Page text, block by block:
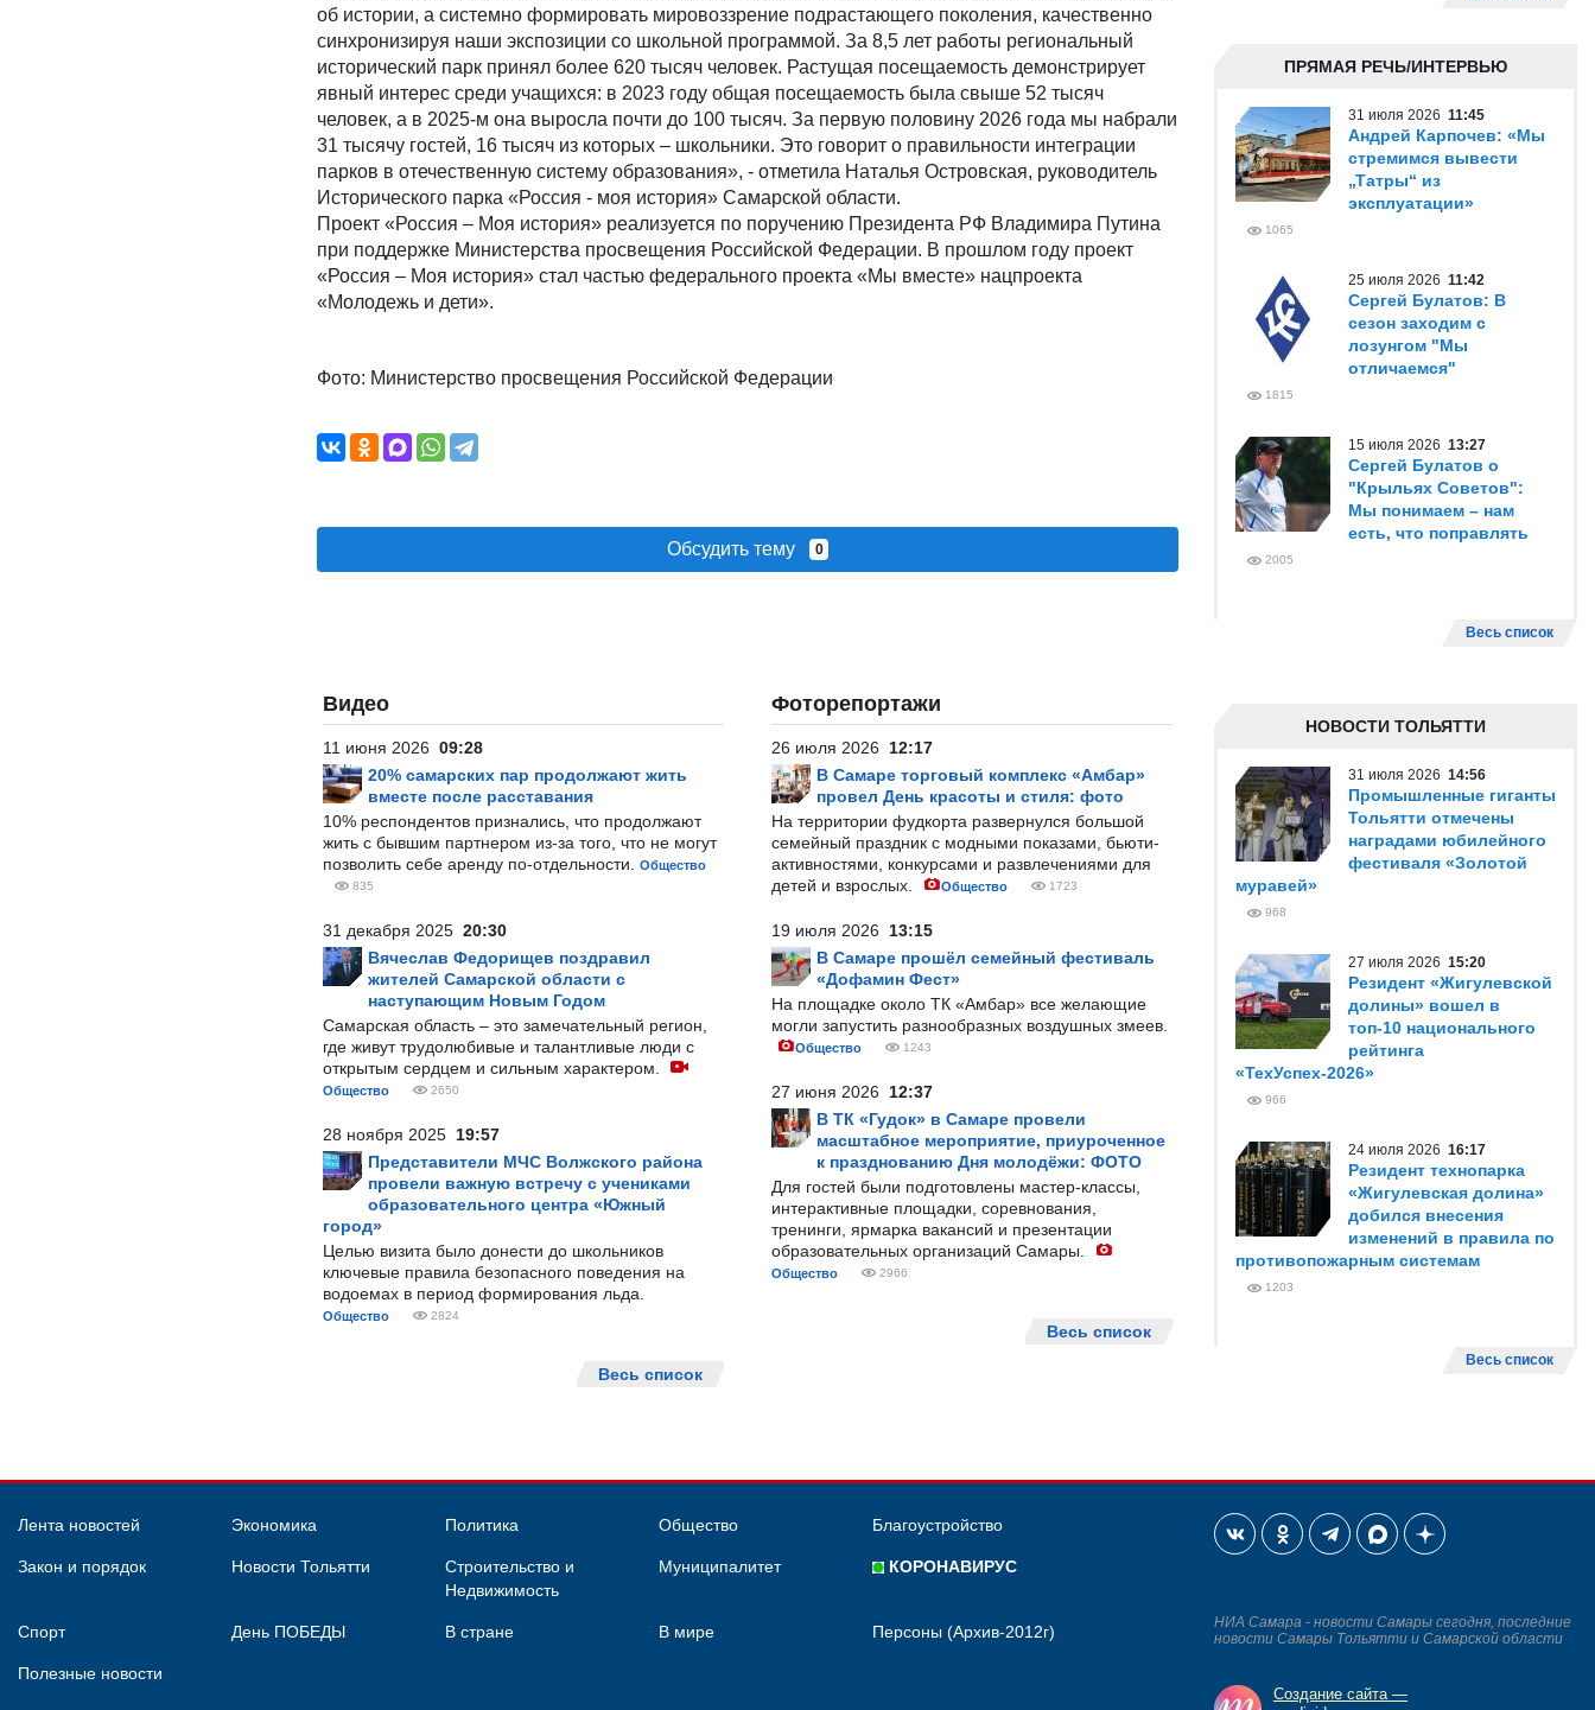
об истории, а системно формировать мировоззрение подрастающего поколения, качественно
синхронизируя наши экспозиции со школьной программой. За 8,5 лет работы региональный
исторический парк принял более 620 тысяч человек. Растущая посещаемость демонстрирует
явный интерес среди учащихся: в 2023 году общая посещаемость была свыше 52 тысяч
человек, а в 2025-м она выросла почти до 100 тысяч. За первую половину 2026 года мы набрали
31 тысячу гостей, 16 тысяч из которых – школьники. Это говорит о правильности интеграции
парков в отечественную систему образования», - отметила Наталья Островская, руководитель
Исторического парка «Россия - моя история» Самарской области.
Проект «Россия – Моя история» реализуется по поручению Президента РФ Владимира Путина
при поддержке Министерства просвещения Российской Федерации. В прошлом году проект
«Россия – Моя история» стал частью федерального проекта «Мы вместе» нацпроекта
«Молодежь и дети».
Фото: Министерство просвещения Российской Федерации
Обсудить тему 0
Видео
11 июня 2026 09:28
20% самарских пар продолжают жить
вместе после расставания
10% респондентов признались, что продолжают
жить с бывшим партнером из-за того, что не могут
позволить себе аренду по-отдельности.
Общество
835
31 декабря 2025 20:30
Вячеслав Федорищев поздравил
жителей Самарской области с
наступающим Новым Годом
Самарская область – это замечательный регион,
где живут трудолюбивые и талантливые люди с
открытым сердцем и сильным характером.
Общество 2650
28 ноября 2025 19:57
Представители МЧС Волжского района
провели важную встречу с учениками
образовательного центра «Южный
город»
Целью визита было донести до школьников
ключевые правила безопасного поведения на
водоемах в период формирования льда.
Общество 2824
Весь список
Фоторепортажи
26 июля 2026 12:17
В Самаре торговый комплекс «Амбар»
провел День красоты и стиля: фото
На территории фудкорта развернулся большой
семейный праздник с модными показами, бьюти-
активностями, конкурсами и развлечениями для
детей и взрослых.
Общество 1723
19 июля 2026 13:15
В Самаре прошёл семейный фестиваль
«Дофамин Фест»
На площадке около ТК «Амбар» все желающие
могли запустить разнообразных воздушных змеев.
Общество 1243
27 июня 2026 12:37
В ТК «Гудок» в Самаре провели
масштабное мероприятие, приуроченное
к празднованию Дня молодёжи: ФОТО
Для гостей были подготовлены мастер-классы,
интерактивные площадки, соревнования,
тренинги, ярмарка вакансий и презентации
образовательных организаций Самары.
Общество 2966
Весь список
ПРЯМАЯ РЕЧЬ/ИНТЕРВЬЮ
31 июля 2026 11:45
Андрей Карпочев: «Мы
стремимся вывести
„Татры“ из
эксплуатации»
1065
25 июля 2026 11:42
Сергей Булатов: В
сезон заходим с
лозунгом "Мы
отличаемся"
1815
15 июля 2026 13:27
Сергей Булатов о
"Крыльях Советов":
Мы понимаем – нам
есть, что поправлять
2005
Весь список
НОВОСТИ ТОЛЬЯТТИ
31 июля 2026 14:56
Промышленные гиганты
Тольятти отмечены
наградами юбилейного
фестиваля «Золотой
муравей»
968
27 июля 2026 15:20
Резидент «Жигулевской
долины» вошел в
топ-10 национального
рейтинга
«ТехУспех-2026»
966
24 июля 2026 16:17
Резидент технопарка
«Жигулевская долина»
добился внесения
изменений в правила по
противопожарным системам
1203
Весь список
Лента новостей Экономика Политика Общество Благоустройство
Закон и порядок Новости Тольятти
Строительство и
Недвижимость
Муниципалитет КОРОНАВИРУС
Спорт День ПОБЕДЫ В стране В мире Персоны (Архив-2012г)
Полезные новости
НИА Самара - новости Самары сегодня, последние
новости Самары Тольятти и Самарской области
Создание сайта —